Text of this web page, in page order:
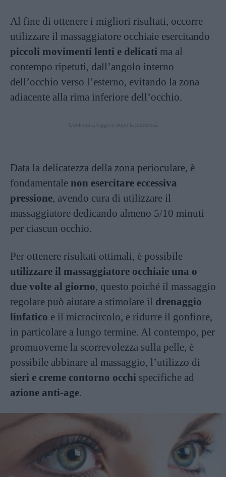
Al fine di ottenere i migliori risultati, occorre
utilizzare il massaggiatore occhiaie esercitando
piccoli movimenti lenti e delicati ma al
contempo ripetuti, dall’angolo interno
dell’occhio verso l’esterno, evitando la zona
adiacente alla rima inferiore dell’occhio.
Data la delicatezza della zona perioculare, è
fondamentale non esercitare eccessiva
pressione, avendo cura di utilizzare il
massaggiatore dedicando almeno 5/10 minuti
per ciascun occhio.
Per ottenere risultati ottimali, è possibile
utilizzare il massaggiatore occhiaie una o
due volte al giorno, questo poiché il massaggio
regolare può aiutare a stimolare il drenaggio
linfatico e il microcircolo, e ridurre il gonfiore,
in particolare a lungo termine. Al contempo, per
promuoverne la scorrevolezza sulla pelle, è
possibile abbinare al massaggio, l’utilizzo di
sieri e creme contorno occhi specifiche ad
azione anti-age.